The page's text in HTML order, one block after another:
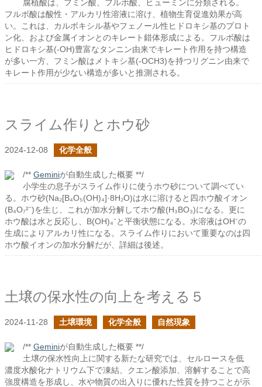
腐植酸は、フミン酸、フルボ酸、ヒューミンに分類される。
フルボ酸は酸性・アルカリ性溶液に溶け、植物生育促進効果が高
い。これは、カルボキシル基やフェノール性ヒドロキシ基のプロト
ン化、および金属イオンとのキレート錯体形成による。フルボ酸は
ヒドロキシ基(-OH)豊富なタンニン由来でキレート作用を持つ構造
が多い一方、フミン酸はメトキシ基(-OCH3)を持つリグニン由来で
キレート作用が少ない構造が多いと推測される。
スライム作りとホウ砂
2024-12-08 化学全般
/** Geminiが自動生成した概要 **/
小学生の息子がスライム作りに使うホウ砂について調べてい
る。ホウ砂(Na₂[B₄O₅(OH)₄]·8H₂O)は水に溶けると四ホウ酸イオン
(B₄O₇²⁻)を生じ、これが加水分解してホウ酸(H₃BO₃)になる。更に
ホウ酸は水と反応し、B(OH)₄⁻と平衡状態になる。水溶液はOH⁻の
生成によりアルカリ性になる。スライム作りにおいて重要なのは四
ホウ酸イオンの加水分解だが、詳細は後述。
土壌の保水性の向上を考える５
2024-11-28 土壌環境 化学全般 自然現象
/** Geminiが自動生成した概要 **/
土壌の保水性向上に関する新たな研究では、セルロースを低
濃度水酸化ナトリウム下で凍結、クエン酸添加、溶解することで高
強度構造を形成し、水や物質の出入りに優れた性質を持つことが示